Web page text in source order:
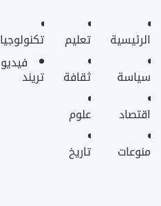
الرئيسية
سياسة
اقتصاد
منوعات
تعليم
ثقافة
علوم
تاريخ
تكنولوجيا
فيديو
تريند